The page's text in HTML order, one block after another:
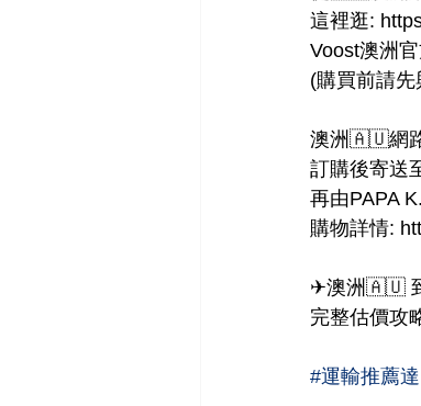
這裡逛:
Voost澳洲
(購買前請先
澳洲🇦🇺網
訂購後寄送
再由PAPA
購物詳情:
✈澳洲🇦🇺
完整估價攻
#運輸推薦達